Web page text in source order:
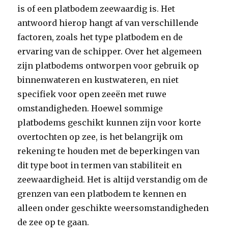
is of een platbodem zeewaardig is. Het
antwoord hierop hangt af van verschillende
factoren, zoals het type platbodem en de
ervaring van de schipper. Over het algemeen
zijn platbodems ontworpen voor gebruik op
binnenwateren en kustwateren, en niet
specifiek voor open zeeën met ruwe
omstandigheden. Hoewel sommige
platbodems geschikt kunnen zijn voor korte
overtochten op zee, is het belangrijk om
rekening te houden met de beperkingen van
dit type boot in termen van stabiliteit en
zeewaardigheid. Het is altijd verstandig om de
grenzen van een platbodem te kennen en
alleen onder geschikte weersomstandigheden
de zee op te gaan.